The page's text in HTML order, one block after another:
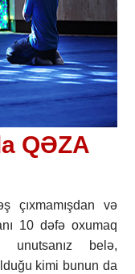
QƏZA
çıxmamışdan və
10 dəfə oxumaq
belə,
kimi bunun da